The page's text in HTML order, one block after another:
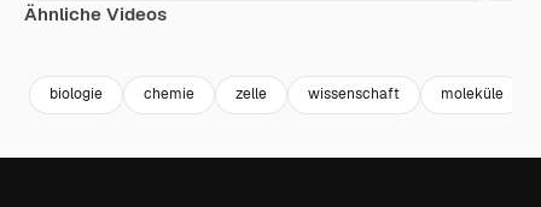
Ähnliche Videos
biologie chemie zelle wissenschaft moleküle